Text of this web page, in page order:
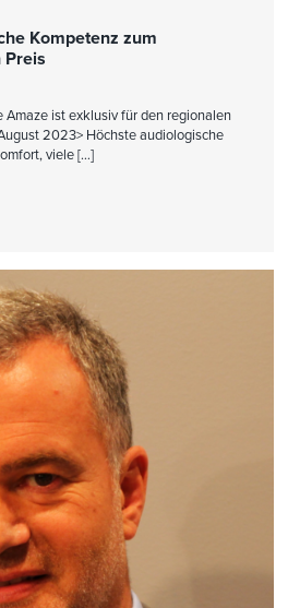
Kompetenz zum
Preis
Amaze ist exklusiv für den regionalen
2023> Höchste audiologische
viele […]